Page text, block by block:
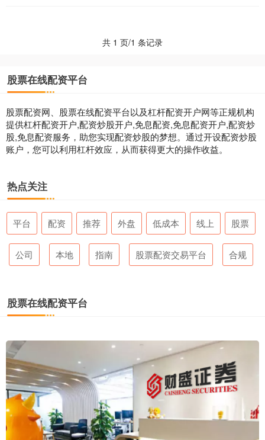
共 1 页/1 条记录
股票在线配资平台
股票配资网、股票在线配资平台以及杠杆配资开户网等正规机构
提供杠杆配资开户,配资炒股开户,免息配资,免息配资开户,配资炒
股,免息配资服务，助您实现配资炒股的梦想。通过开设配资炒股
账户，您可以利用杠杆效应，从而获得更大的操作收益。
热点关注
平台 配资 推荐 外盘 低成本 线上 股票
公司 本地 指南 股票配资交易平台 合规
股票在线配资平台